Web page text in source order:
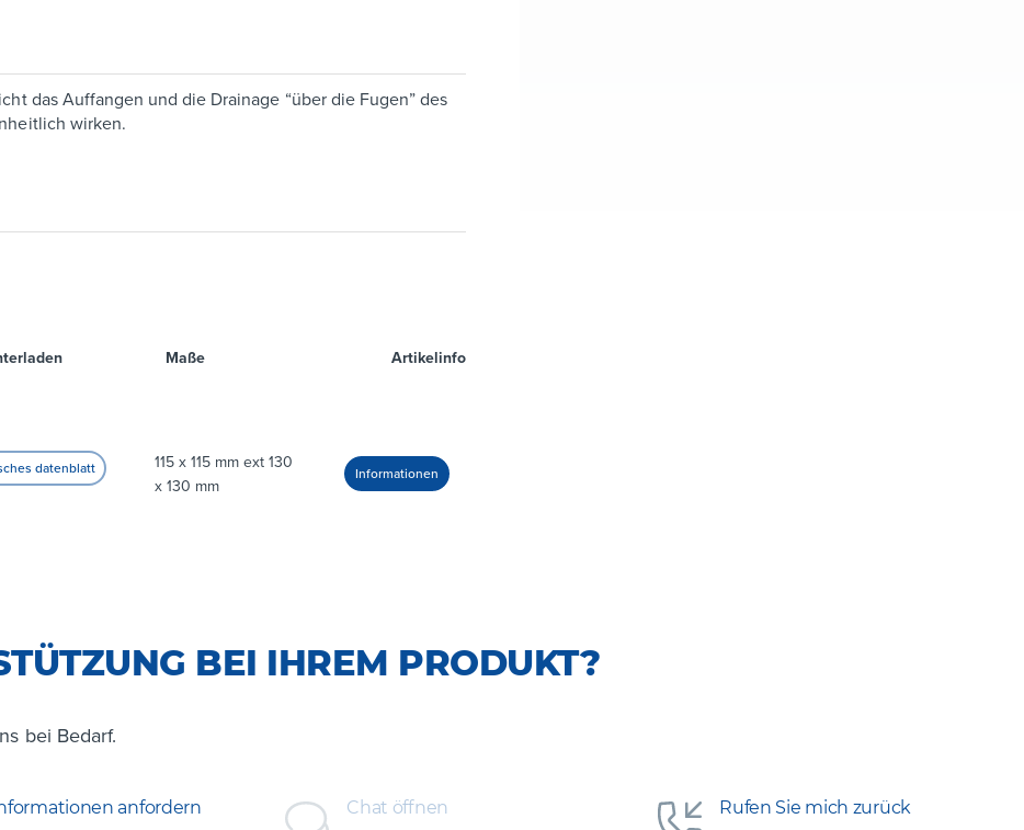
das Auffangen und die Drainage “über die Fugen” des
wirken.
Maße Artikelinfo
115 x 115 mm ext 130
x 130 mm
BEI IHREM PRODUKT?
bei Bedarf.
anfordern Chat öffnen Rufen Sie mich zurück